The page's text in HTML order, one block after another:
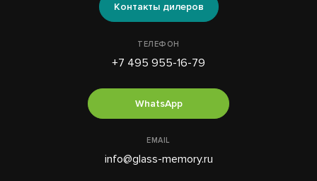
Контакты дилеров
ТЕЛЕФОН
+7 495 955-16-79
WhatsApp
EMAIL
info@glass-memory.ru